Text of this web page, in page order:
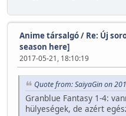
Anime társalgó/ Re: Új
season here]
2017-05-21, 18:10:19
Quote from: SaiyaGin on
Granblue Fantasy 1-4:
hülyeségek, de azért